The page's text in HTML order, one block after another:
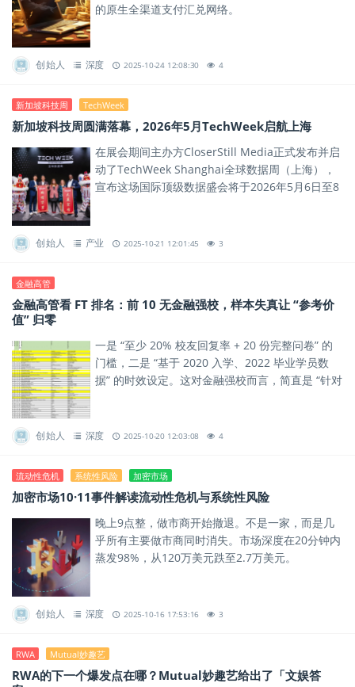
的原生全渠道支付汇兑网络。
创始人 深度 2025-10-24 12:08:30 4
新加坡科技周 TechWeek
新加坡科技周圆满落幕，2026年5月TechWeek启航上海
在展会期间主办方CloserStill Media正式发布并启
动了TechWeek Shanghai全球数据周（上海），
宣布这场国际顶级数据盛会将于2026年5月6日至8
创始人 产业 2025-10-21 12:01:45 3
金融高管
金融高管看 FT 排名：前 10 无金融强校，样本失真让 “参考价
值” 归零
一是 “至少 20% 校友回复率 + 20 份完整问卷” 的
门槛，二是 “基于 2020 入学、2022 毕业学员数
据” 的时效设定。这对金融强校而言，简直是 “针对
创始人 深度 2025-10-20 12:03:08 4
流动性危机 系统性风险 加密市场
加密市场10·11事件解读流动性危机与系统性风险
晚上9点整，做市商开始撤退。不是一家，而是几
乎所有主要做市商同时消失。市场深度在20分钟内
蒸发98%，从120万美元跌至2.7万美元。
创始人 深度 2025-10-16 17:53:16 3
RWA Mutual妙趣艺
RWA的下一个爆发点在哪？Mutual妙趣艺给出了「文娱答